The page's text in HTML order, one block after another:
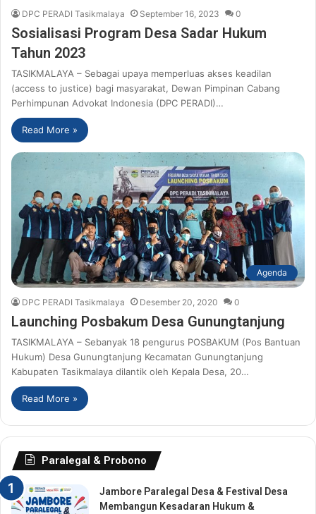
DPC PERADI Tasikmalaya September 16, 2023 0
Sosialisasi Program Desa Sadar Hukum
Tahun 2023
TASIKMALAYA – Sebagai upaya memperluas akses keadilan
(access to justice) bagi masyarakat, Dewan Pimpinan Cabang
Perhimpunan Advokat Indonesia (DPC PERADI)…
Read More »
Agenda
DPC PERADI Tasikmalaya Desember 20, 2020 0
Launching Posbakum Desa Gunungtanjung
TASIKMALAYA – Sebanyak 18 pengurus POSBAKUM (Pos Bantuan
Hukum) Desa Gunungtanjung Kecamatan Gunungtanjung
Kabupaten Tasikmalaya dilantik oleh Kepala Desa, 20…
Read More »
Paralegal & Probono
Jambore Paralegal Desa & Festival Desa
Membangun Kesadaran Hukum &